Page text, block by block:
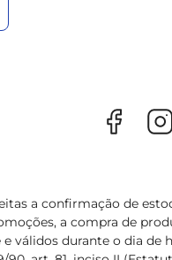
a confirmação de
a compra de
válidos durante o dia de